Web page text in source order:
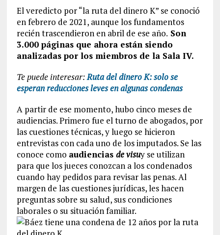
El veredicto por “la ruta del dinero K” se conoció
en febrero de 2021, aunque los fundamentos
recién trascendieron en abril de ese año. Son
3.000 páginas que ahora están siendo
analizadas por los miembros de la Sala IV.
Te puede interesar:Ruta del dinero K: solo se
esperan reducciones leves en algunas condenas
A partir de ese momento, hubo cinco meses de
audiencias. Primero fue el turno de abogados, por
las cuestiones técnicas, y luego se hicieron
entrevistas con cada uno de los imputados. Se las
conoce como audiencias de visuy se utilizan
para que los jueces conozcan a los condenados
cuando hay pedidos para revisar las penas. Al
margen de las cuestiones jurídicas, les hacen
preguntas sobre su salud, sus condiciones
laborales o su situación familiar.